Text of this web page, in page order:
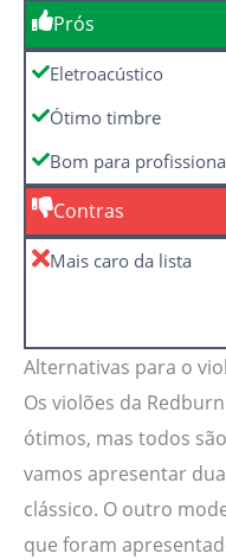
Prós
Eletroacústico
Ótimo timbre
Bom para
Contras
Mais caro da lista
Alternativas para o
Os violões da
ótimos, mas todos
vamos apresentar
clássico. O outro
que foram